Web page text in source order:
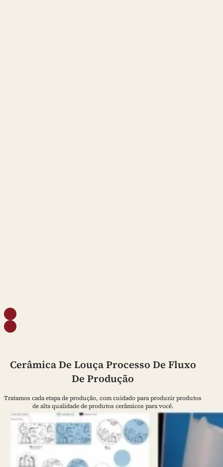
Cerâmica De Louça Processo De Fluxo
De Produção
Tratamos cada etapa de produção, com cuidado para produzir produtos
de alta qualidade de produtos cerâmicos para você.